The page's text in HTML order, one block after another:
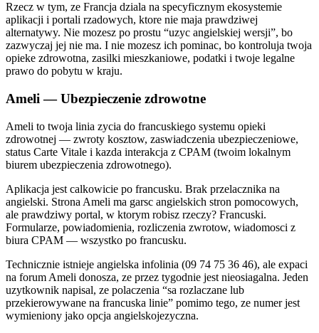
Rzecz w tym, ze Francja dziala na specyficznym ekosystemie
aplikacji i portali rzadowych, ktore nie maja prawdziwej
alternatywy. Nie mozesz po prostu “uzyc angielskiej wersji”, bo
zazwyczaj jej nie ma. I nie mozesz ich pominac, bo kontroluja twoja
opieke zdrowotna, zasilki mieszkaniowe, podatki i twoje legalne
prawo do pobytu w kraju.
Ameli — Ubezpieczenie zdrowotne
Ameli to twoja linia zycia do francuskiego systemu opieki
zdrowotnej — zwroty kosztow, zaswiadczenia ubezpieczeniowe,
status Carte Vitale i kazda interakcja z CPAM (twoim lokalnym
biurem ubezpieczenia zdrowotnego).
Aplikacja jest calkowicie po francusku. Brak przelacznika na
angielski. Strona Ameli ma garsc angielskich stron pomocowych,
ale prawdziwy portal, w ktorym robisz rzeczy? Francuski.
Formularze, powiadomienia, rozliczenia zwrotow, wiadomosci z
biura CPAM — wszystko po francusku.
Technicznie istnieje angielska infolinia (09 74 75 36 46), ale expaci
na forum Ameli donosza, ze przez tygodnie jest nieosiagalna. Jeden
uzytkownik napisal, ze polaczenia “sa rozlaczane lub
przekierowywane na francuska linie” pomimo tego, ze numer jest
wymieniony jako opcja angielskojezyczna.